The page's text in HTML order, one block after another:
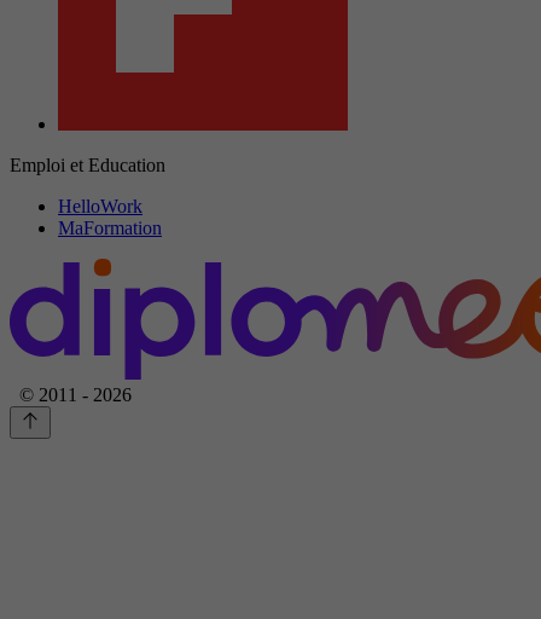
Emploi et Education
HelloWork
MaFormation
© 2011 - 2026